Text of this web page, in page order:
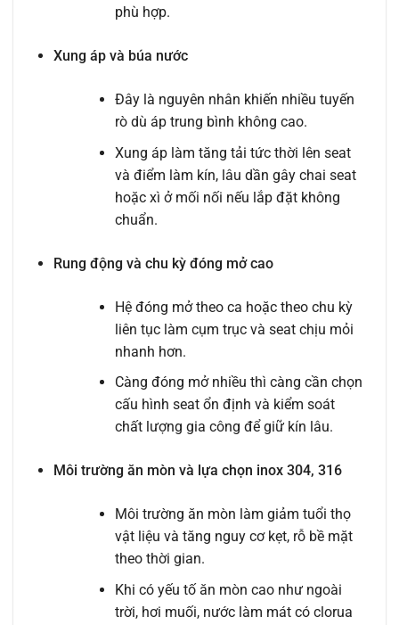
phù hợp.
Xung áp và búa nước
Đây là nguyên nhân khiến nhiều tuyến
rò dù áp trung bình không cao.
Xung áp làm tăng tải tức thời lên seat
và điểm làm kín, lâu dần gây chai seat
hoặc xì ở mối nối nếu lắp đặt không
chuẩn.
Rung động và chu kỳ đóng mở cao
Hệ đóng mở theo ca hoặc theo chu kỳ
liên tục làm cụm trục và seat chịu mỏi
nhanh hơn.
Càng đóng mở nhiều thì càng cần chọn
cấu hình seat ổn định và kiểm soát
chất lượng gia công để giữ kín lâu.
Môi trường ăn mòn và lựa chọn inox 304, 316
Môi trường ăn mòn làm giảm tuổi thọ
vật liệu và tăng nguy cơ kẹt, rỗ bề mặt
theo thời gian.
Khi có yếu tố ăn mòn cao như ngoài
trời, hơi muối, nước làm mát có clorua